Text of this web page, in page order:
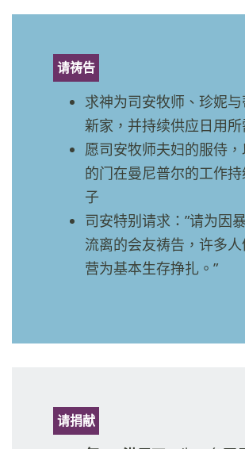
请祷告
求神为司安牧师、珍妮
新家，并持续供应日用所
愿司安牧师夫妇的服侍
的门在曼尼普尔的工作
子
司安特别请求：”请为因
流离的会友祷告，许多
营为基本生存挣扎。”
请捐献